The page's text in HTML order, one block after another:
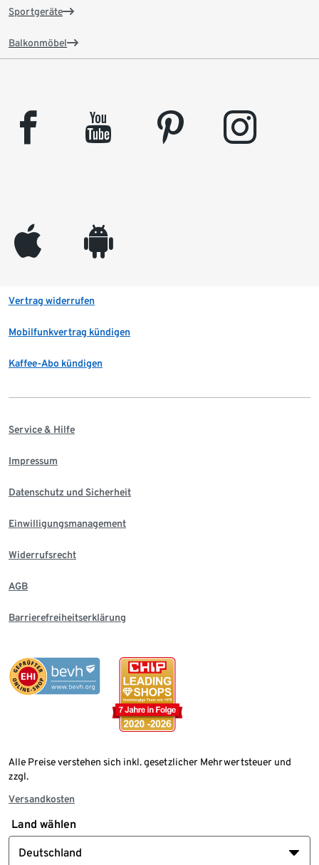
Sportgeräte
Balkonmöbel
facebook youtube pinterest instagram
appleinc android
Vertrag widerrufen
Mobilfunkvertrag kündigen
Kaffee-Abo kündigen
Service & Hilfe
Impressum
Datenschutz und Sicherheit
Einwilligungsmanagement
Widerrufsrecht
AGB
Barrierefreiheitserklärung
Alle Preise verstehen sich inkl. gesetzlicher Mehrwertsteuer und
zzgl.
Versandkosten
Land wählen
Deutschland